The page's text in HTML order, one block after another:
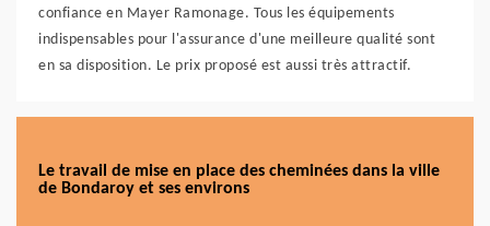
confiance en Mayer Ramonage. Tous les équipements
indispensables pour l'assurance d'une meilleure qualité sont
en sa disposition. Le prix proposé est aussi très attractif.
Le travail de mise en place des cheminées dans la ville
de Bondaroy et ses environs